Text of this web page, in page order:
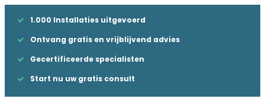
1.000 Installaties uitgevoerd
Ontvang gratis en vrijblijvend advies
Gecertificeerde specialisten
Start nu uw gratis consult